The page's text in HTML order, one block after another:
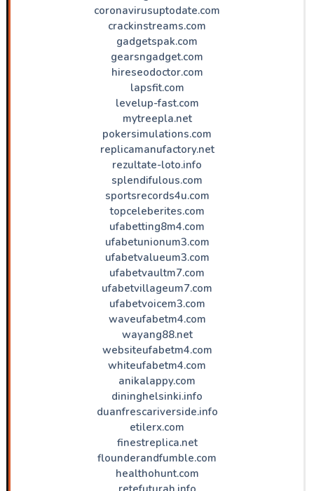
coronavirusuptodate.com
crackinstreams.com
gadgetspak.com
gearsngadget.com
hireseodoctor.com
lapsfit.com
levelup-fast.com
mytreepla.net
pokersimulations.com
replicamanufactory.net
rezultate-loto.info
splendifulous.com
sportsrecords4u.com
topceleberites.com
ufabetting8m4.com
ufabetunionum3.com
ufabetvalueum3.com
ufabetvaultm7.com
ufabetvillageum7.com
ufabetvoicem3.com
waveufabetm4.com
wayang88.net
websiteufabetm4.com
whiteufabetm4.com
anikalappy.com
dininghelsinki.info
duanfrescariverside.info
etilerx.com
finestreplica.net
flounderandfumble.com
healthohunt.com